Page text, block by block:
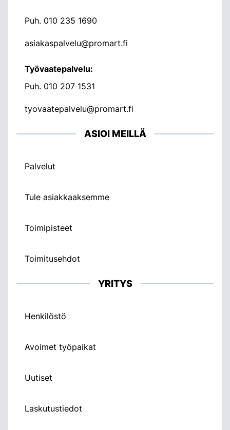
Puh. 010 235 1690
asiakaspalvelu@promart.fi
Työvaatepalvelu:
Puh. 010 207 1531
tyovaatepalvelu@promart.fi
ASIOI MEILLÄ
Palvelut
Tule asiakkaaksemme
Toimipisteet
Toimitusehdot
YRITYS
Henkilöstö
Avoimet työpaikat
Uutiset
Laskutustiedot